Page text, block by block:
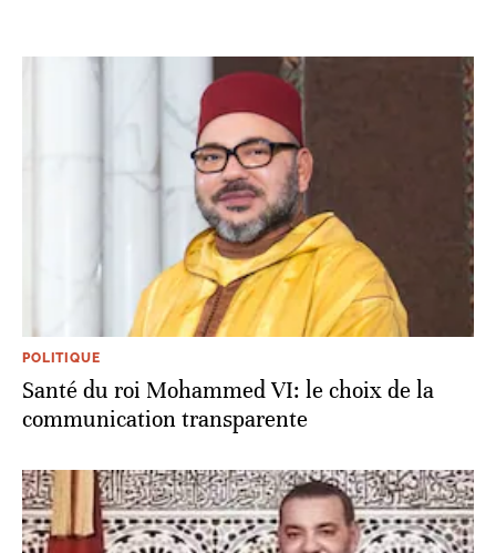
POLITIQUE
Santé du roi Mohammed VI: le choix de la
communication transparente